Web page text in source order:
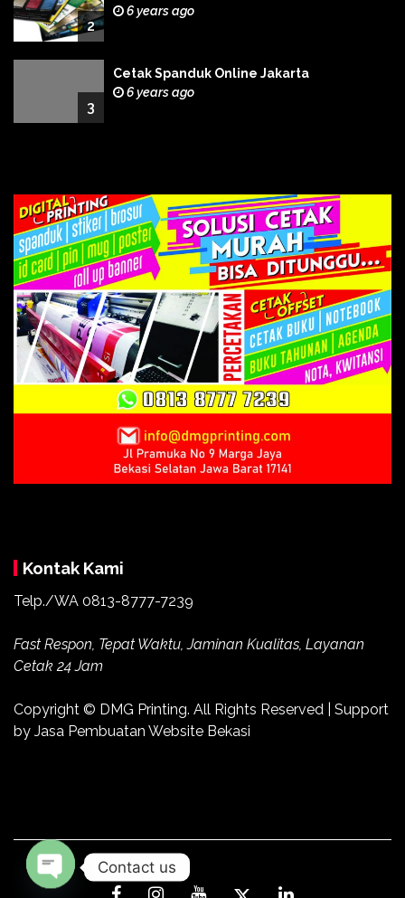
2
6 years ago
3
Cetak Spanduk Online Jakarta
6 years ago
Kontak Kami
Telp./WA 0813-8777-7239
Fast Respon, Tepat Waktu, Jaminan Kualitas, Layanan
Cetak 24 Jam
Copyright © DMG Printing. All Rights Reserved | Support
by Jasa Pembuatan Website Bekasi
Contact us